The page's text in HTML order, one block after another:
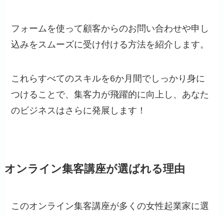
フォームを使って顧客からのお問い合わせや申し
込みをスムーズに受け付ける方法を紹介します。
これらすべてのスキルを6か月間でしっかり身に
つけることで、集客力が飛躍的に向上し、あなた
のビジネスはさらに発展します！
オンライン集客講座が選ばれる理由
このオンライン集客講座が多くの女性起業家に選